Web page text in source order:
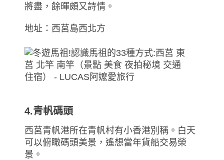
將盡，餘暉頗又詩情。
地址：西莒島西北方
4.青帆碼頭
西莒青帆港所在青帆村有小香港別稱。白天
可以俯瞰碼頭美景，遙想當年貨船交易榮
景。